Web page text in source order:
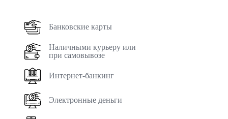
Банковские карты
Наличными курьеру или
при самовывозе
Интернет-банкинг
Электронные деньги